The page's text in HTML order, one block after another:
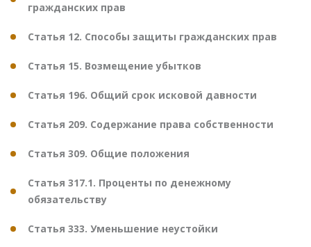
гражданских прав
Статья 12. Способы защиты гражданских прав
Статья 15. Возмещение убытков
Статья 196. Общий срок исковой давности
Статья 209. Содержание права собственности
Статья 309. Общие положения
Статья 317.1. Проценты по денежному
обязательству
Статья 333. Уменьшение неустойки